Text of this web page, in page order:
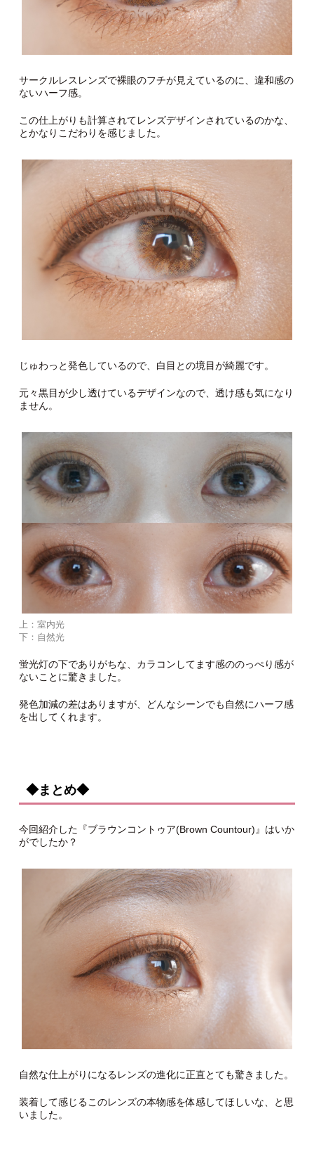
サークルレスレンズで裸眼のフチが見えているのに、違和感の
ないハーフ感。
この仕上がりも計算されてレンズデザインされているのかな、
とかなりこだわりを感じました。
じゅわっと発色しているので、白目との境目が綺麗です。
元々黒目が少し透けているデザインなので、透け感も気になり
ません。
上：室内光
下：自然光
蛍光灯の下でありがちな、カラコンしてます感ののっぺり感が
ないことに驚きました。
発色加減の差はありますが、どんなシーンでも自然にハーフ感
を出してくれます。
◆まとめ◆
今回紹介した『ブラウンコントゥア(Brown Countour)』はいか
がでしたか？
自然な仕上がりになるレンズの進化に正直とても驚きました。
装着して感じるこのレンズの本物感を体感してほしいな、と思
いました。